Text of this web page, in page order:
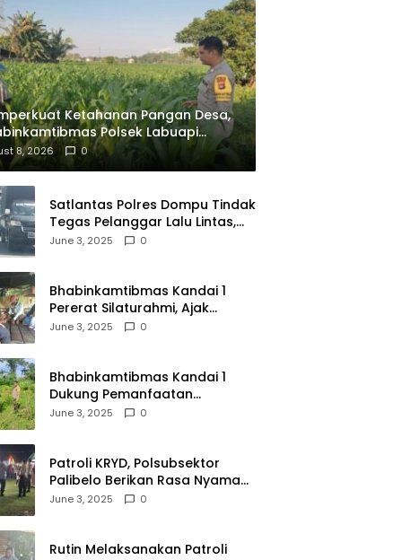
Ketahanan Pangan Desa,
Polsek Labuapi
Petani Kuranji Dalang
8, 2026 0
Satlantas Polres Dompu Tindak
Tegas Pelanggar Lalu Lintas,
Mobil Bodong, dan Kendaraan
June 3, 2025 0
Bhabinkamtibmas Kandai 1
Pererat Silaturahmi, Ajak
Warga Jaga Keamanan
June 3, 2025 0
Bhabinkamtibmas Kandai 1
Dukung Pemanfaatan
Pekarangan untuk Ketahanan
June 3, 2025 0
Patroli KRYD, Polsubsektor
Palibelo Berikan Rasa Nyaman
Bagi Masyarakat dan
June 3, 2025 0
Rutin Melaksanakan Patroli